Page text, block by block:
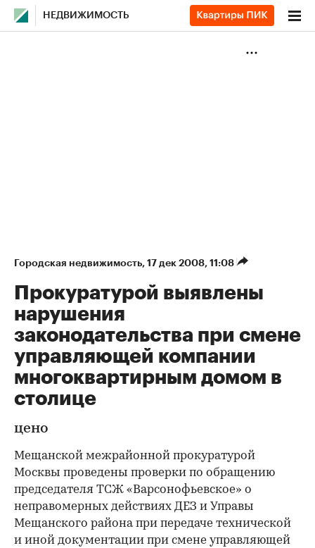
НЕДВИЖИМОСТЬ
Городская недвижимость⁠, 17 дек 2008, 11:08
Прокуратурой выявлены
нарушения
законодательства при смене
управляющей компании
многоквартирным домом в
столице
цено
Мещанской межрайонной прокуратурой
Москвы проведены проверки по обращению
председателя ТСЖ «Варсонофьевское» о
неправомерных действиях ДЕЗ и Управы
Мещанского района при передаче технической
и иной документации при смене управляющей